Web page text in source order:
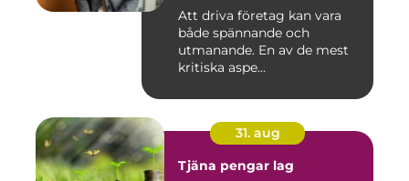
Att driva företag kan vara
både spännande och
utmanande. En av de mest
kritiska aspe...
31. aug
Tjäna pengar lag